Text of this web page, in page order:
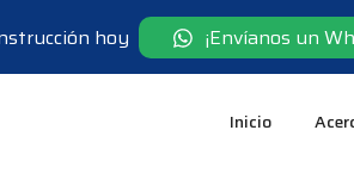
hoy ¡Envíanos un
Inicio